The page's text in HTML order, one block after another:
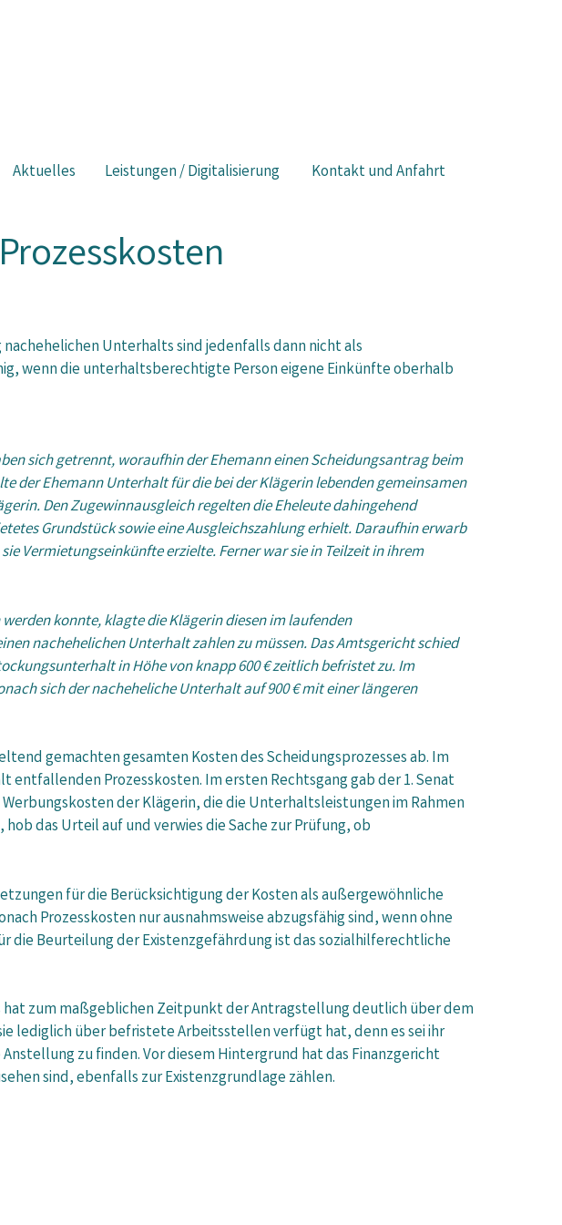
Aktuelles Leistungen / Digitalisierung Kontakt und Anfahrt
nachehelichen Unterhalts sind jedenfalls dann nicht als
wenn die unterhaltsberechtigte Person eigene Einkünfte oberhalb
sich getrennt, woraufhin der Ehemann einen Scheidungsantrag beim
der Ehemann Unterhalt für die bei der Klägerin lebenden gemeinsamen
Den Zugewinnausgleich regelten die Eheleute dahingehend
Grundstück sowie eine Ausgleichszahlung erhielt. Daraufhin erwarb
Vermietungseinkünfte erzielte. Ferner war sie in Teilzeit in ihrem
konnte, klagte die Klägerin diesen im laufenden
nachehelichen Unterhalt zahlen zu müssen. Das Amtsgericht schied
in Höhe von knapp 600 € zeitlich befristet zu. Im
sich der nacheheliche Unterhalt auf 900 € mit einer längeren
gemachten gesamten Kosten des Scheidungsprozesses ab. Im
Prozesskosten. Im ersten Rechtsgang gab der 1. Senat
der Klägerin, die die Unterhaltsleistungen im Rahmen
das Urteil auf und verwies die Sache zur Prüfung, ob
für die Berücksichtigung der Kosten als außergewöhnliche
Prozesskosten nur ausnahmsweise abzugsfähig sind, wenn ohne
die Beurteilung der Existenzgefährdung ist das sozialhilferechtliche
hat zum maßgeblichen Zeitpunkt der Antragstellung deutlich über dem
lediglich über befristete Arbeitsstellen verfügt hat, denn es sei ihr
zu finden. Vor diesem Hintergrund hat das Finanzgericht
sind, ebenfalls zur Existenzgrundlage zählen.